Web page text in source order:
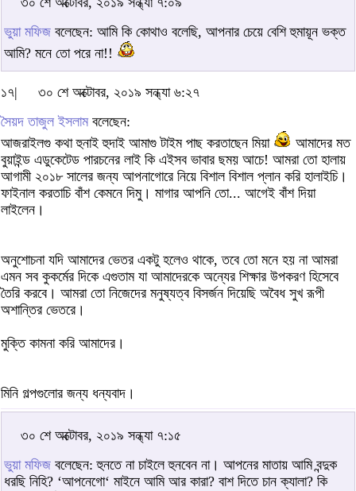
ভুয়া মফিজ বলেছেন: আমি কি কোথাও বলেছি, আপনার চেয়ে বেশি হুমায়ূন ভক্ত
আমি? মনে তো পরে না!!
১৭|
৩০ শে অক্টোবর, ২০১৯ সন্ধ্যা ৬:২৭
সৈয়দ তাজুল ইসলামবলেছেন:
আজরাইলগু কথা হুনাই হুদাই আমাগু টাইম পাছ করতাছেন মিয়া
আমাদের মত
বুয়াইন্ড এডুকেটেড পারচনের লাই কি এইসব ভাবার ছময় আচে! আমরা তো হালায়
আগামী ২০১৮ সালের জন্য আপনাগোরে নিয়ে বিশাল বিশাল প্লান করি হালাইচি।
ফাইনাল করতাচি বাঁশ কেমনে দিমু। মাগার আপনি তো... আগেই বাঁশ দিয়া
লাইলেন।
অনুশোচনা যদি আমাদের ভেতর একটু হলেও থাকে, তবে তো মনে হয় না আমরা
এমন সব কুকর্মের দিকে এগুতাম যা আমাদেরকে অন্যের শিক্ষার উপকরণ হিসেবে
তৈরি করবে। আমরা তো নিজেদের মনুষ্যত্ব বিসর্জন দিয়েছি অবৈধ সুখ রূপী
অশান্তির ভেতরে।
মুক্তি কামনা করি আমাদের।
মিনি গল্পগুলোর জন্য ধন্যবাদ।
৩০ শে অক্টোবর, ২০১৯ সন্ধ্যা ৭:১৫
ভুয়া মফিজ বলেছেন: হুনতে না চাইলে হুনবেন না। আপনের মাতায় আমি বন্দুক
ধরছি নিহি? ‘আপনেগো‘ মাইনে আমি আর কারা? বাশ দিতে চান ক্যালা? কি